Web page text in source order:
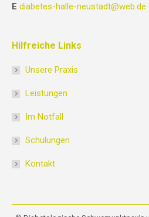
E diabetes-halle-neustadt@web.de
Hilfreiche Links
Unsere Praxis
Leistungen
Im Notfall
Schulungen
Kontakt